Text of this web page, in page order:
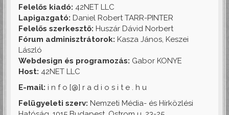
Felelős kiadó: 42NET LLC
Lapigazgató: Daniel Robert TARR-PINTER
Felelős szerkesztő: Huszár Dávid Norbert
Fórum adminisztrátorok: Kasza János, Keszei
László
Webdesign és programozás: Gabor KONYE
Host: 42NET LLC
E-mail: i n f o [@] r a d i o s i t e . h u
Felügyeleti szerv: Nemzeti Média- és Hírközlési